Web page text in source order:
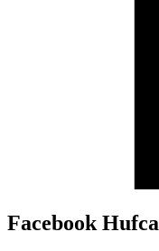
Facebook Hufca